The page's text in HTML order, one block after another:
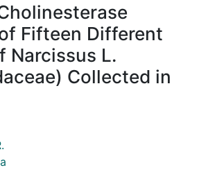
Fifteen Different
Narcissus L.
Collected in